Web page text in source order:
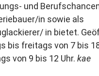
und
in sowie als
in bietet.
bis freitags von 7 bis
von 9 bis 12 Uhr. kae